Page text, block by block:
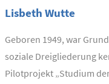
Lisbeth Wutte
Geboren 1949, war
soziale Dreigliederung
Pilotprojekt „Studium